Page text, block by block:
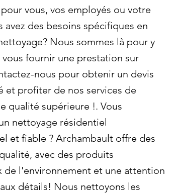
vous, vos employés ou votre
avez des besoins spécifiques en
Nous sommes là pour y
fournir une prestation sur
nous pour obtenir un devis
et profiter de nos services de
qualité supérieure !. Vous
nettoyage résidentiel
et fiable ? Archambault offre des
avec des produits
de l'environnement et une attention
détails! Nous nettoyons les